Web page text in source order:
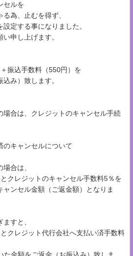
セルを
為、止むを得ず、
定する事になりました。
申し上げます。
振込手数料（550円）を
み）致します。
場合は、クレジットのキャンセル手続
キャンセルについて
合は、
クレジットのキャンセル手数料5％を
ンセル金額（ご返金額）となりま
すと、
クレジット代行会社へ支払い済手数料